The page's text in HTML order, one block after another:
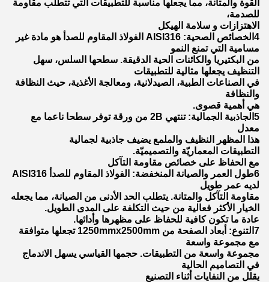
القوة والمتانة، مما يجعلها مناسبة للتطبيقات التي تتطلب مقاومة
للصدمة،
الاهتزازات و سلامة الهيكل
4الخصائص الصحية: AISI316 الفولاذ المقاوم للصدأ هو مادة غير
مسامية التي تمنع النمو
من البكتيريا والكائنات الحية الدقيقة. سطحها السلس، سهل
التنظيف يجعلها مثالية للتطبيقات
في الصناعات الطبية، الصيدلانية، ومعالجة الأغذية، حيث النظافة
والنظافة
هي أهمية قصوى.
5الجاذبية الجمالية: تنتهي 2B من ورقة توفر سطحا ناعما مع
معدل
هذا المظهر النظيف والملمع يضيف جاذبية لجمالية
التطبيقات المعماريّة والتصميميّة.
مع الحفاظ على خصائص مقاومة التآكل
6طول العمر والصيانة المنخفضة: الفولاذ المقاوم للصدأ AISI316
لديه عمر طويل
مقاومة التآكل والمتانة. يتطلب الحد الأدنى من الصيانة، مما يجعله
الخيار الأكثر فعالية من حيث التكلفة على المدى الطويل.
عادة ما تكون كافية للحفاظ على مظهرها وأدائها.
7التنوع: أبعاد الصفحة من 1250mmx2500mm تجعلها متوافقة
مع مجموعة واسعة
مجموعة واسعة من التطبيقات. حجمها القياسي يسهل الاندماج
في التصاميم الحالية
يقلل من النفايات أثناء التصنيع